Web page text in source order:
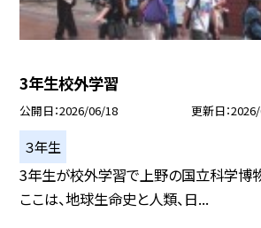
3年生校外学習
公開日 2026/06/18 更新日
３年生
3年生が校外学習で上野の国立科学博
ここは、地球生命史と人類、日...